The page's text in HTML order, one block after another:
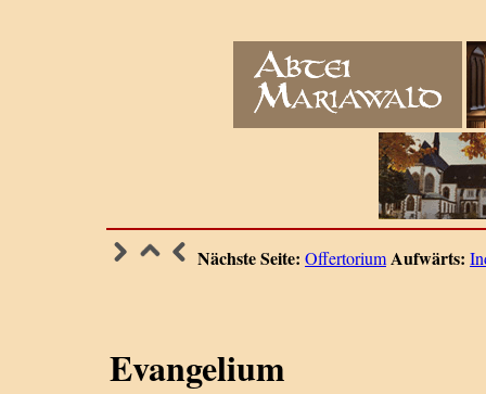
Nächste Seite: OffertoriumAufwärts:
Evangelium